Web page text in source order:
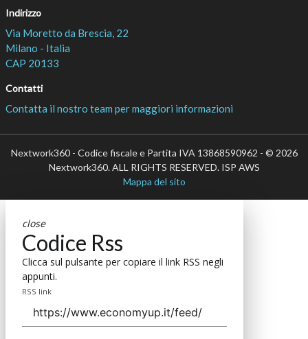
Indirizzo
Via Moretto da Brescia, 22
Milano - Italia
CAP 20133
Contatti
Contatta il nostro team per maggiori informazioni
Nextwork360 - Codice fiscale e Partita IVA 13868590962 - © 2026
Nextwork360. ALL RIGHTS RESERVED. ISP AWS
Mappa del sito
close
Codice Rss
Clicca sul pulsante per copiare il link RSS negli
appunti.
RSS link